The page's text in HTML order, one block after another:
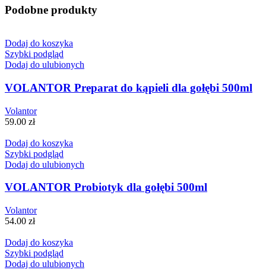
Podobne produkty
Dodaj do koszyka
Szybki podgląd
Dodaj do ulubionych
VOLANTOR Preparat do kąpieli dla gołębi 500ml
Volantor
59.00 zł
Dodaj do koszyka
Szybki podgląd
Dodaj do ulubionych
VOLANTOR Probiotyk dla gołębi 500ml
Volantor
54.00 zł
Dodaj do koszyka
Szybki podgląd
Dodaj do ulubionych